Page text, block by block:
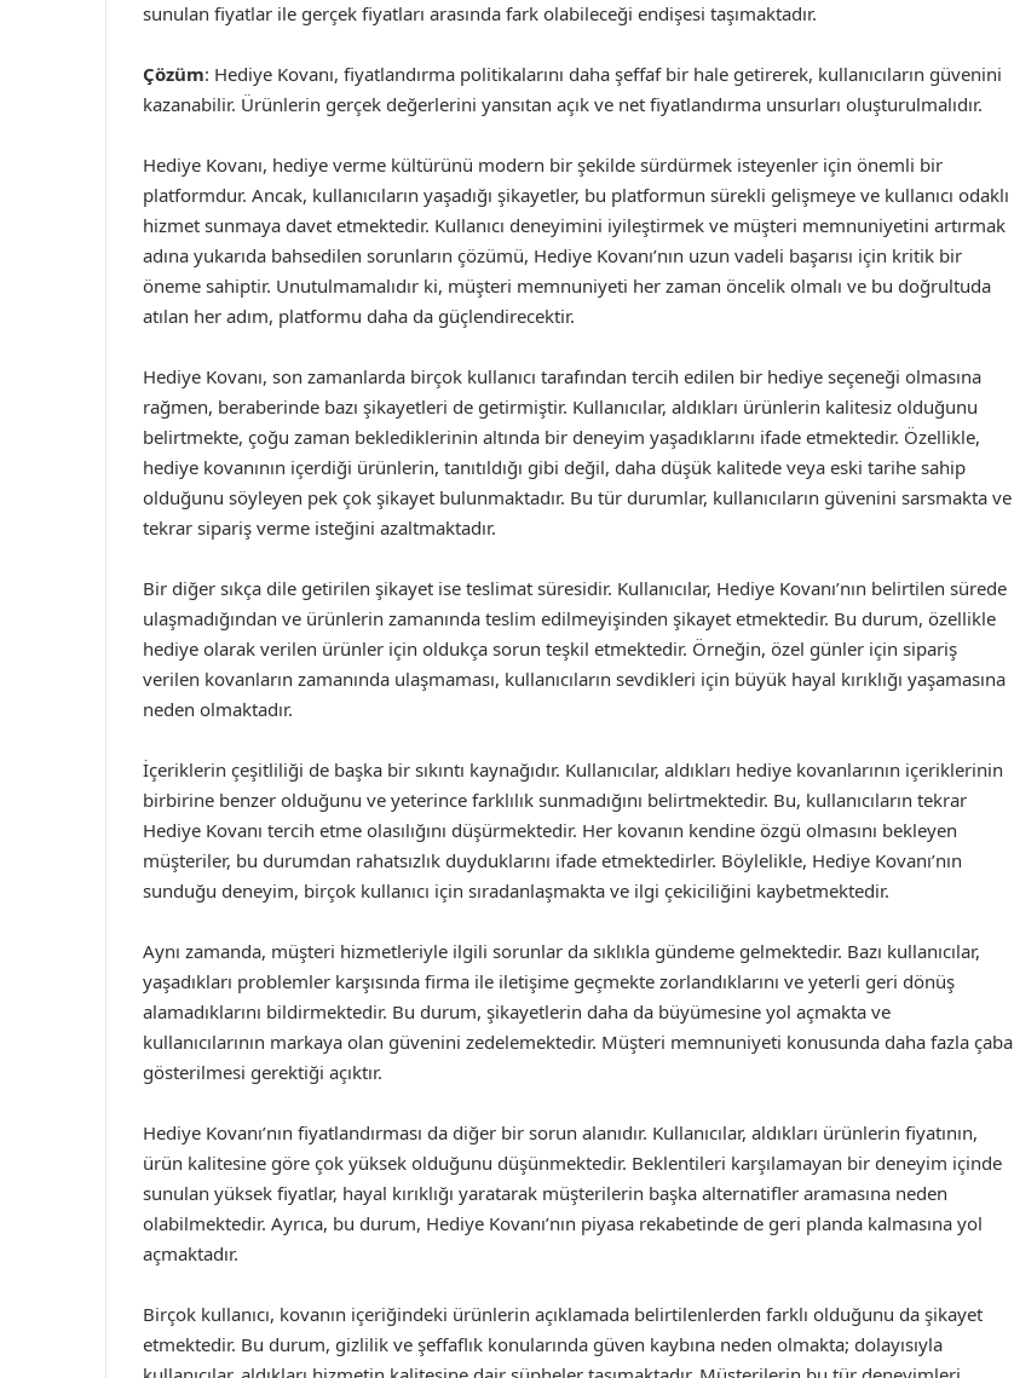
sunulan fiyatlar ile gerçek fiyatları arasında fark olabileceği endişesi taşımaktadır.
Çözüm: Hediye Kovanı, fiyatlandırma politikalarını daha şeffaf bir hale getirerek, kullanıcıların güvenini
kazanabilir. Ürünlerin gerçek değerlerini yansıtan açık ve net fiyatlandırma unsurları oluşturulmalıdır.
Hediye Kovanı, hediye verme kültürünü modern bir şekilde sürdürmek isteyenler için önemli bir
platformdur. Ancak, kullanıcıların yaşadığı şikayetler, bu platformun sürekli gelişmeye ve kullanıcı odaklı
hizmet sunmaya davet etmektedir. Kullanıcı deneyimini iyileştirmek ve müşteri memnuniyetini artırmak
adına yukarıda bahsedilen sorunların çözümü, Hediye Kovanı’nın uzun vadeli başarısı için kritik bir
öneme sahiptir. Unutulmamalıdır ki, müşteri memnuniyeti her zaman öncelik olmalı ve bu doğrultuda
atılan her adım, platformu daha da güçlendirecektir.
Hediye Kovanı, son zamanlarda birçok kullanıcı tarafından tercih edilen bir hediye seçeneği olmasına
rağmen, beraberinde bazı şikayetleri de getirmiştir. Kullanıcılar, aldıkları ürünlerin kalitesiz olduğunu
belirtmekte, çoğu zaman beklediklerinin altında bir deneyim yaşadıklarını ifade etmektedir. Özellikle,
hediye kovanının içerdiği ürünlerin, tanıtıldığı gibi değil, daha düşük kalitede veya eski tarihe sahip
olduğunu söyleyen pek çok şikayet bulunmaktadır. Bu tür durumlar, kullanıcıların güvenini sarsmakta ve
tekrar sipariş verme isteğini azaltmaktadır.
Bir diğer sıkça dile getirilen şikayet ise teslimat süresidir. Kullanıcılar, Hediye Kovanı’nın belirtilen sürede
ulaşmadığından ve ürünlerin zamanında teslim edilmeyişinden şikayet etmektedir. Bu durum, özellikle
hediye olarak verilen ürünler için oldukça sorun teşkil etmektedir. Örneğin, özel günler için sipariş
verilen kovanların zamanında ulaşmaması, kullanıcıların sevdikleri için büyük hayal kırıklığı yaşamasına
neden olmaktadır.
İçeriklerin çeşitliliği de başka bir sıkıntı kaynağıdır. Kullanıcılar, aldıkları hediye kovanlarının içeriklerinin
birbirine benzer olduğunu ve yeterince farklılık sunmadığını belirtmektedir. Bu, kullanıcıların tekrar
Hediye Kovanı tercih etme olasılığını düşürmektedir. Her kovanın kendine özgü olmasını bekleyen
müşteriler, bu durumdan rahatsızlık duyduklarını ifade etmektedirler. Böylelikle, Hediye Kovanı’nın
sunduğu deneyim, birçok kullanıcı için sıradanlaşmakta ve ilgi çekiciliğini kaybetmektedir.
Aynı zamanda, müşteri hizmetleriyle ilgili sorunlar da sıklıkla gündeme gelmektedir. Bazı kullanıcılar,
yaşadıkları problemler karşısında firma ile iletişime geçmekte zorlandıklarını ve yeterli geri dönüş
alamadıklarını bildirmektedir. Bu durum, şikayetlerin daha da büyümesine yol açmakta ve
kullanıcılarının markaya olan güvenini zedelemektedir. Müşteri memnuniyeti konusunda daha fazla çaba
gösterilmesi gerektiği açıktır.
Hediye Kovanı’nın fiyatlandırması da diğer bir sorun alanıdır. Kullanıcılar, aldıkları ürünlerin fiyatının,
ürün kalitesine göre çok yüksek olduğunu düşünmektedir. Beklentileri karşılamayan bir deneyim içinde
sunulan yüksek fiyatlar, hayal kırıklığı yaratarak müşterilerin başka alternatifler aramasına neden
olabilmektedir. Ayrıca, bu durum, Hediye Kovanı’nın piyasa rekabetinde de geri planda kalmasına yol
açmaktadır.
Birçok kullanıcı, kovanın içeriğindeki ürünlerin açıklamada belirtilenlerden farklı olduğunu da şikayet
etmektedir. Bu durum, gizlilik ve şeffaflık konularında güven kaybına neden olmakta; dolayısıyla